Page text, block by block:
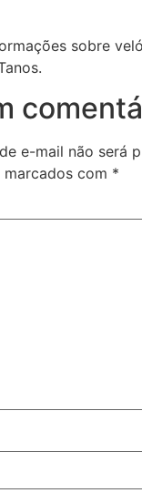
sobre
e-mail não será
com *